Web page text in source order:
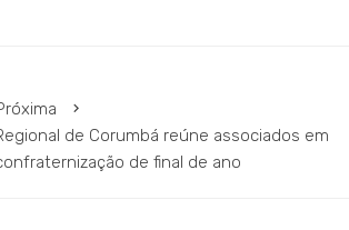
de Corumbá reúne associados em
de final de ano